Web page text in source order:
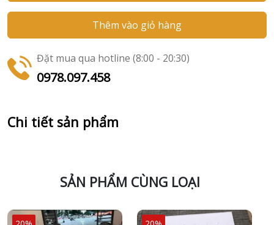
Thêm vào giỏ hàng
Đặt mua qua hotline (8:00 - 20:30)
0978.097.458
Chi tiết sản phẩm
SẢN PHẨM CÙNG LOẠI